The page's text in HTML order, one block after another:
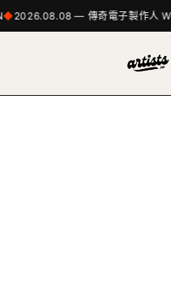
2026.08.08 — 傳奇電子製作人 WI